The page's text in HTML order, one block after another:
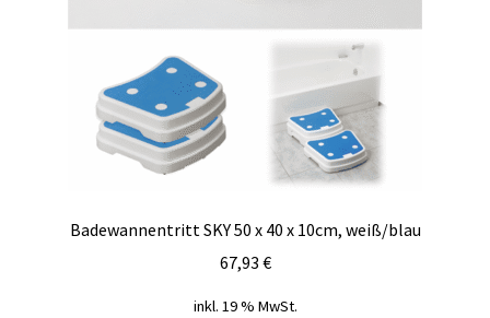
Badewannentritt SKY 50 x 40 x 10cm, weiß/blau
67,93 €
inkl. 19 % MwSt.